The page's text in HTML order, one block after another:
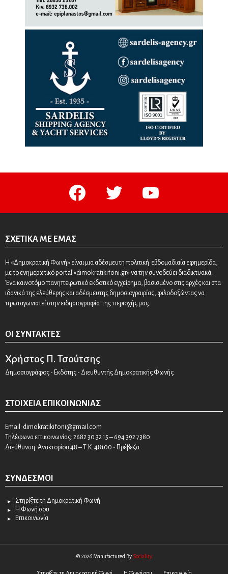
facebook twitter youtube
ΣΧΕΤΙΚΆ ΜΕ ΕΜΆΣ
Η «Δημοκρατική Φωνή» είναι μια αδέσμευτη πολιτική εβδομαδιαία εφημερίδα,
με το ενημερωτικό portal «dimokratikifoni.gr» να την συνοδεύει διαδικτυακά.
Ένα καινοτόμο πανηπειρωτικό εκδοτικό εγχείρημα, βασισμένο στις αρχές και στα
ιδανικά της ελεύθερης και αδέσμευτης δημοσιογραφίας, φιλοδοξώντας να
πρωταγωνιστεί στην ειδησιογραφία της περιοχής μας.
ΟΙ ΣΥΝΤΆΚΤΕΣ
Χρήστος Π. Τσούτσης
Δημοσιογράφος - Εκδότης - Διευθυντής Δημοκρατικής Φωνής
ΣΤΟΙΧΕΊΑ ΕΠΙΚΟΙΝΩΝΊΑΣ
Email: dimokratikifoni@gmail.com
Τηλέφωνα επικοινωνίας: 2682 30 32 15 – 694 392 7380
Διεύθυνση: Ανακτορίου 48 – Τ.Κ. 48100 - Πρέβεζα
ΣΎΝΔΕΣΜΟΙ
Στηρίξτε τη Δημοκρατική Φωνή
Η Φωνή σου
Επικοινωνία
© 2026 Manufactured By Sociality